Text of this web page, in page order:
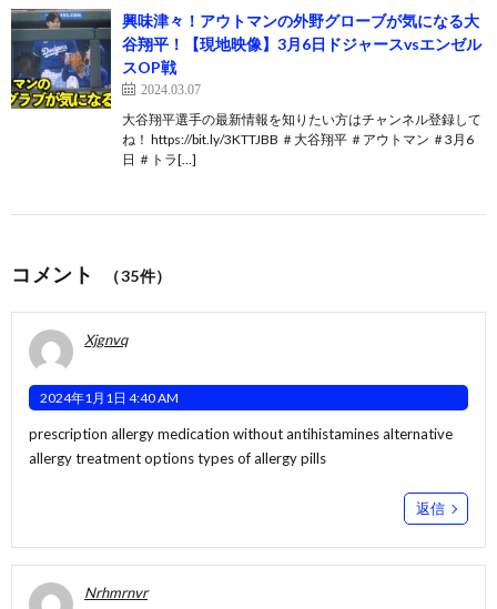
興味津々！アウトマンの外野グローブが気になる大
谷翔平！【現地映像】3月6日ドジャースvsエンゼル
スOP戦
2024.03.07
大谷翔平選手の最新情報を知りたい方はチャンネル登録して
ね！ https://bit.ly/3KTTJBB ＃大谷翔平 ＃アウトマン ＃3月6
日 ＃トラ[…]
コメント （35件）
Xjgnvq
2024年1月1日 4:40 AM
prescription allergy medication without antihistaminesalternative
allergy treatment optionstypes of allergy pills
返信
Nrhmrnvr